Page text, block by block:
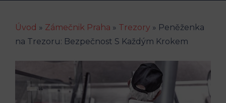
Úvod » Zámečnik Praha » Trezory » Peněženka
na Trezoru: Bezpečnost S Každým Krokem